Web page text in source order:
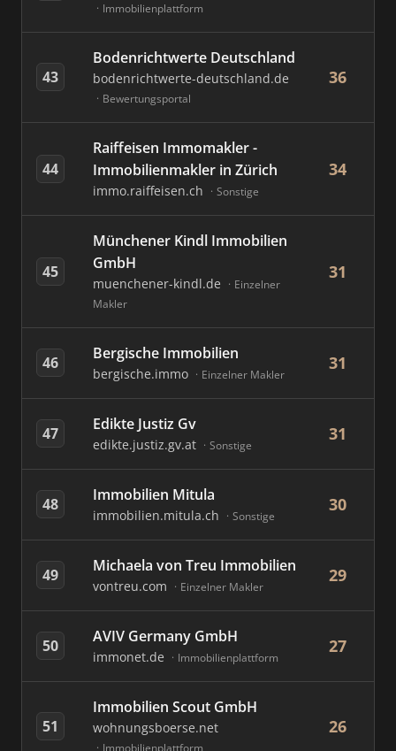
Immobilienplattform
43
Bodenrichtwerte Deutschland
bodenrichtwerte-deutschland.de
Bewertungsportal
36
44
Raiffeisen Immomakler -
Immobilienmakler in Zürich
immo.raiffeisen.ch Sonstige
34
45
Münchener Kindl Immobilien
GmbH
muenchener-kindl.de
Einzelner
Makler
31
46 Bergische Immobilien
bergische.immo Einzelner Makler
31
47 Edikte Justiz Gv
edikte.justiz.gv.at Sonstige
31
48 Immobilien Mitula
immobilien.mitula.ch Sonstige
30
49 Michaela von Treu Immobilien
vontreu.com Einzelner Makler
29
50 AVIV Germany GmbH
immonet.de Immobilienplattform
27
51
Immobilien Scout GmbH
wohnungsboerse.net
Immobilienplattform
26